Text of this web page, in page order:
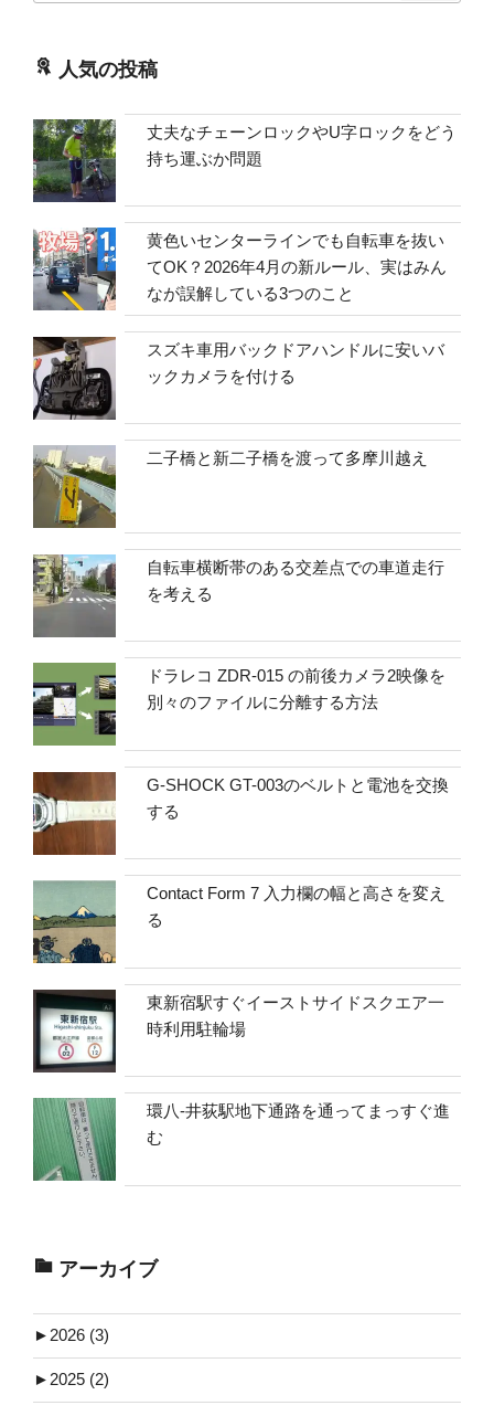
人気の投稿
丈夫なチェーンロックやU字ロックをどう
持ち運ぶか問題
黄色いセンターラインでも自転車を抜い
てOK？2026年4月の新ルール、実はみん
なが誤解している3つのこと
スズキ車用バックドアハンドルに安いバ
ックカメラを付ける
二子橋と新二子橋を渡って多摩川越え
自転車横断帯のある交差点での車道走行
を考える
ドラレコ ZDR-015 の前後カメラ2映像を
別々のファイルに分離する方法
G-SHOCK GT-003のベルトと電池を交換
する
Contact Form 7 入力欄の幅と高さを変え
る
東新宿駅すぐイーストサイドスクエア一
時利用駐輪場
環八-井荻駅地下通路を通ってまっすぐ進
む
アーカイブ
►2026 (3)
►2025 (2)